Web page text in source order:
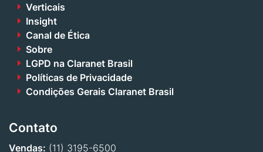
Verticais
Insight
Canal de Ética
Sobre
LGPD na Claranet Brasil
Políticas de Privacidade
Condições Gerais Claranet Brasil
Contato
Vendas: (11) 3195-6500